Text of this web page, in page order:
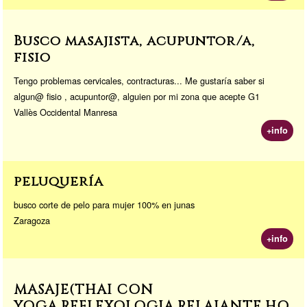
Busco masajista, acupuntor/a,
fisio
Tengo problemas cervicales, contracturas... Me gustaría saber si
algun@ fisio , acupuntor@, alguien por mi zona que acepte G1
Vallès Occidental Manresa
+info
peluquería
busco corte de pelo para mujer 100% en junas
Zaragoza
+info
MASAJE(THAI CON